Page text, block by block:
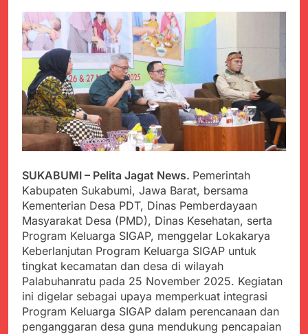
ADE SEBUT
PENYELENGGARAAN
SANGAT BAIK
Juli 22, 2024
Terungkap Dalang
Pemasok BHP Alkes ke
Puskesmas-
Puskesmas se-
kabupaten Sukabumi
selama 7 Tahun.
Juli 22, 2024
Warga Tersenyum
Bahagia Saat Satgas
Yonif 310/KK Bagikan
Puluhan Pakaian
Juli 22, 2024
Diduga Kadinkes Kab.
Sukabumi terlibat
dalam pengadaan obat
puskesmas.
Juli 22, 2024
Menkes diharap sidak
ke Dinkes dan keseluruh
Puskesmas di Kab.
Sukabumi terkait
Dugaan beredar nya
Obat obatan Kadaluarsa
Juli 21, 2024
Polres Sumenep
Ungkap Kasus
Pencabulan Terhadap
Anak
Juli 21, 2024
Kisruh terkait Dugaan
Puskesmas beli obat
akan Kadaluarsa,Ketua
Komisi 4 DPRD
Kabupaten Sukabumi
Angkat Bicara
Juli 21, 2024
Perindah Gereja,
Satgas Yonif 310/KK
SUKABUMI – Pelita Jagat News. Pemerintah
Kabupaten Sukabumi, Jawa Barat, bersama
Kementerian Desa PDT, Dinas Pemberdayaan
Masyarakat Desa (PMD), Dinas Kesehatan, serta
Program Keluarga SIGAP, menggelar Lokakarya
Keberlanjutan Program Keluarga SIGAP untuk
tingkat kecamatan dan desa di wilayah
Palabuhanratu pada 25 November 2025. Kegiatan
ini digelar sebagai upaya memperkuat integrasi
Program Keluarga SIGAP dalam perencanaan dan
penganggaran desa guna mendukung pencapaian